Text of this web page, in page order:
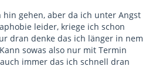
gehen, aber da ich unter Angst
leider, kriege ich schon
dran denke das ich länger in nem
sowas also nur mit Termin
immer das ich schnell dran